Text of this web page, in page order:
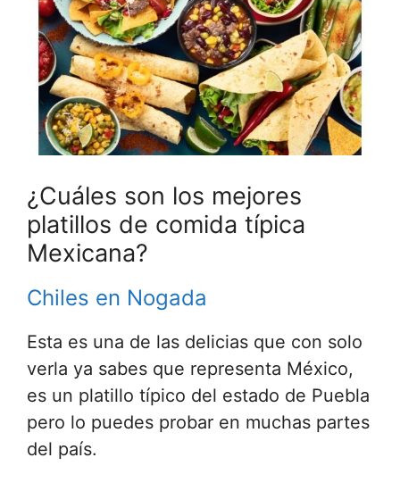
¿Cuáles son los mejores
platillos de comida típica
Mexicana?
Chiles en Nogada
Esta es una de las delicias que con solo
verla ya sabes que representa México,
es un platillo típico del estado de Puebla
pero lo puedes probar en muchas partes
del país.